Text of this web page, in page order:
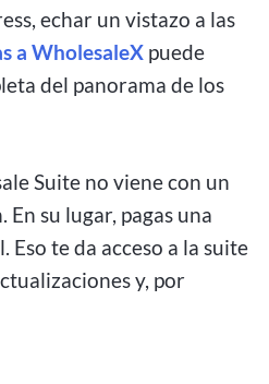
echar un vistazo a las
a WholesaleX puede
del panorama de los
Suite no viene con un
su lugar, pagas una
te da acceso a la suite
y, por